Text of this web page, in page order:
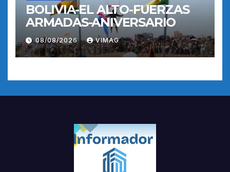
BOLIVIA-EL ALTO-FUERZAS
ARMADAS-ANIVERSARIO
08/08/2026 VIMAG